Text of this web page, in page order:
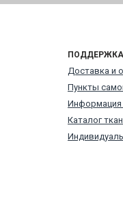
ПОДДЕРЖКА
Доставка и
Пункты
Информация
Каталог